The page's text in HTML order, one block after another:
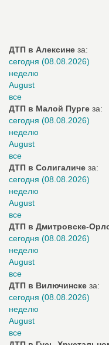
ДТП в Алексине за:
сегодня (08.08.2026)
неделю
August
все
ДТП в Малой Пурге за:
сегодня (08.08.2026)
неделю
August
все
ДТП в Солигаличе за:
сегодня (08.08.2026)
неделю
August
все
ДТП в Дмитровске-
сегодня (08.08.2026)
неделю
August
все
ДТП в Вилючинске за:
сегодня (08.08.2026)
неделю
August
все